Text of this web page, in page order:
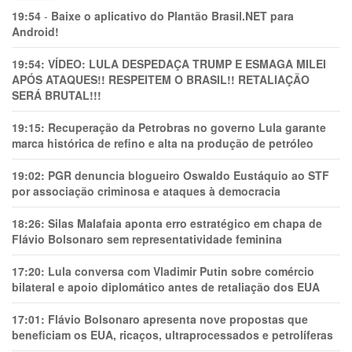
19:54 - Baixe o aplicativo do Plantão Brasil.NET para
Android!
19:54: VÍDEO: LULA DESPEDAÇA TRUMP E ESMAGA MILEI
APÓS ATAQUES!! RESPEITEM O BRASIL!! RETALIAÇÃO
SERÁ BRUTAL!!!
19:15: Recuperação da Petrobras no governo Lula garante
marca histórica de refino e alta na produção de petróleo
19:02: PGR denuncia blogueiro Oswaldo Eustáquio ao STF
por associação criminosa e ataques à democracia
18:26: Silas Malafaia aponta erro estratégico em chapa de
Flávio Bolsonaro sem representatividade feminina
17:20: Lula conversa com Vladimir Putin sobre comércio
bilateral e apoio diplomático antes de retaliação dos EUA
17:01: Flávio Bolsonaro apresenta nove propostas que
beneficiam os EUA, ricaços, ultraprocessados e petrolíferas